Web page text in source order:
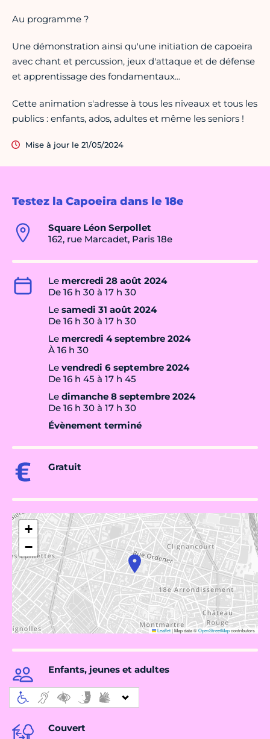
Testez la Capoeira dans le 18e
Square Léon Serpollet
162, rue Marcadet, Paris 18e
Le mercredi 28 août 2024
De 16 h 30 à 17 h 30
Le samedi 31 août 2024
De 16 h 30 à 17 h 30
Le mercredi 4 septembre 2024
À 16 h 30
Le vendredi 6 septembre 2024
De 16 h 45 à 17 h 45
Le dimanche 8 septembre 2024
De 16 h 30 à 17 h 30
Évènement terminé
Gratuit
+
−
Leaflet|Map data ©OpenStreetMapcontributors
Enfants, jeunes et adultes
Couvert
Au programme ?
Une démonstration ainsi qu'une initiation de capoeira
avec chant et percussion, jeux d'attaque et de défense
et apprentissage des fondamentaux…
Cette animation s'adresse à tous les niveaux et tous les
publics : enfants, ados, adultes et même les seniors !
Mise à jour le 21/05/2024